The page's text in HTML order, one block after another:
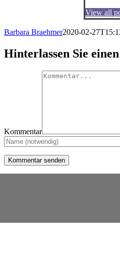
View all
Barbara Braehmer2020-02-
Hinterlassen Sie
Kommentar